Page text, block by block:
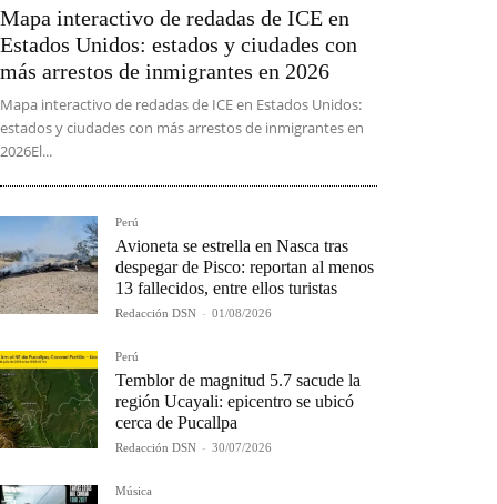
Mapa interactivo de redadas de ICE en
Estados Unidos: estados y ciudades con
más arrestos de inmigrantes en 2026
Mapa interactivo de redadas de ICE en Estados Unidos:
estados y ciudades con más arrestos de inmigrantes en
2026El...
Perú
Avioneta se estrella en Nasca tras
despegar de Pisco: reportan al menos
13 fallecidos, entre ellos turistas
Redacción DSN - 01/08/2026
Perú
Temblor de magnitud 5.7 sacude la
región Ucayali: epicentro se ubicó
cerca de Pucallpa
Redacción DSN - 30/07/2026
Música